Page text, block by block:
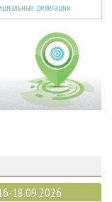
делегации
18.09.2026